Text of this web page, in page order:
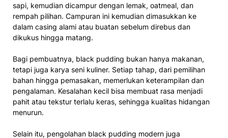
sapi, kemudian dicampur dengan lemak, oatmeal, dan
rempah pilihan. Campuran ini kemudian dimasukkan ke
dalam casing alami atau buatan sebelum direbus dan
dikukus hingga matang.
Bagi pembuatnya, black pudding bukan hanya makanan,
tetapi juga karya seni kuliner. Setiap tahap, dari pemilihan
bahan hingga pemasakan, memerlukan keterampilan dan
pengalaman. Kesalahan kecil bisa membuat rasa menjadi
pahit atau tekstur terlalu keras, sehingga kualitas hidangan
menurun.
Selain itu, pengolahan black pudding modern juga